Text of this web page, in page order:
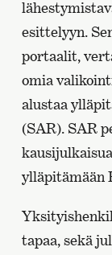
esittelyyn.
portaalit,
omia
alustaa
(SAR). SAR
kausijulkaisua
ylläpitämään
tapaa, sekä